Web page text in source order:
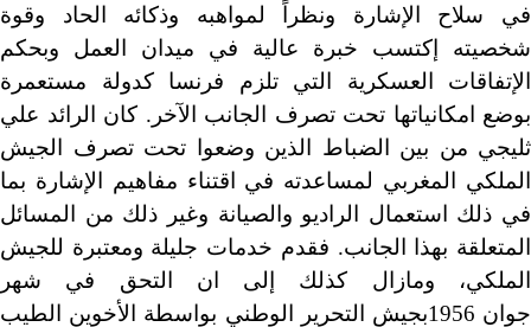
في سلاح الإشارة ونظراً لمواهبه وذكائه الحاد وقوة
شخصيته إكتسب خبرة عالية في ميدان العمل وبحكم
الإتفاقات العسكرية التي تلزم فرنسا كدولة مستعمرة
بوضع امكانياتها تحت تصرف الجانب الآخر. كان الرائد علي
ثليجي من بين الضباط الذين وضعوا تحت تصرف الجيش
الملكي المغربي لمساعدته في اقتناء مفاهيم الإشارة بما
في ذلك استعمال الراديو والصيانة وغير ذلك من المسائل
المتعلقة بهذا الجانب. فقدم خدمات جليلة ومعتبرة للجيش
الملكي، ومازال كذلك إلى ان التحق في شهر
جوان 1956بجيش التحرير الوطني بواسطة الأخوين الطيب